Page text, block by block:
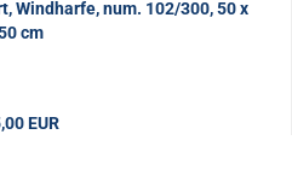
Windharfe, num. 102/300, 50 x
cm
EUR